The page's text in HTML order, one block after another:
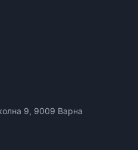
9, 9009 Варна